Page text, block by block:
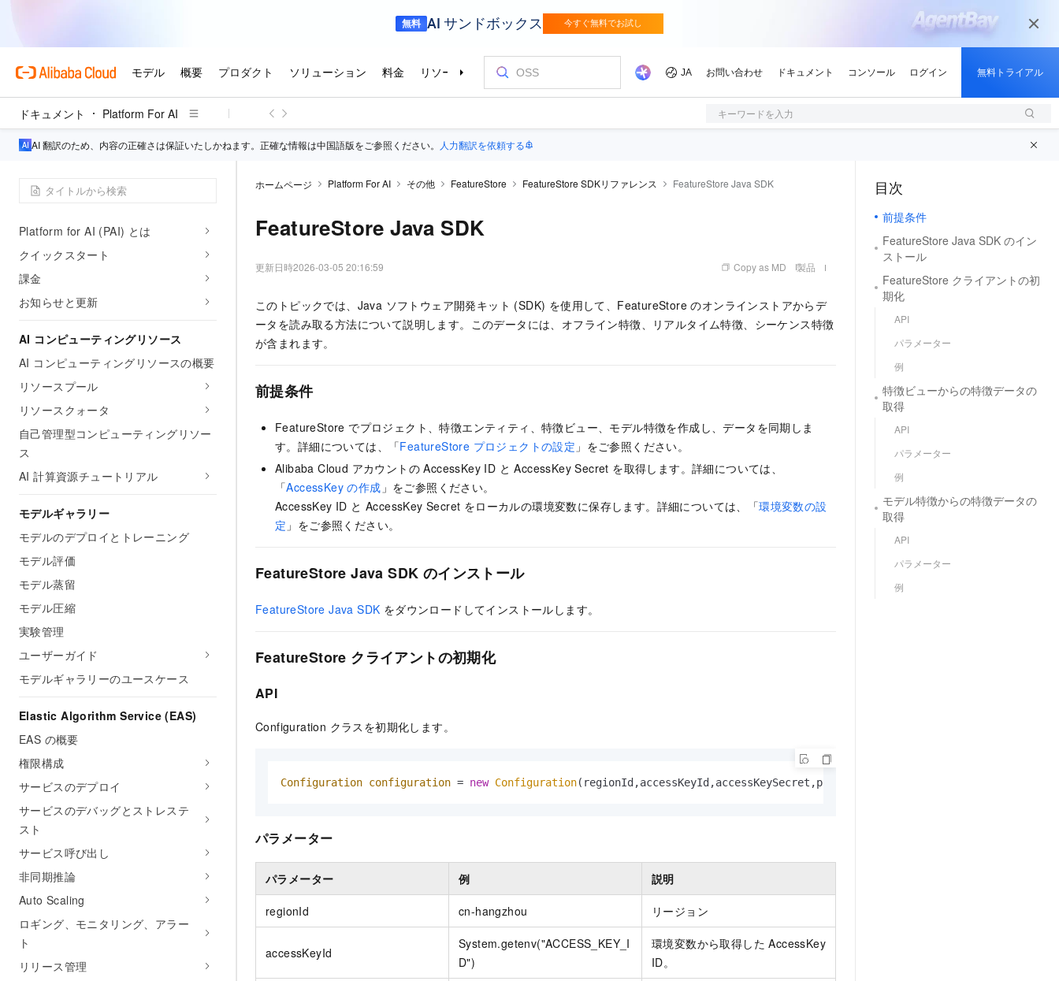
ドキュメント Platform For AI キーワードを入力
AI 翻訳のため、内容の正確さは保証いたしかねます。正確な情報は中国語版をご参照ください。 人力翻訳を依頼する
Platform for AI (PAI) とは
クイックスタート
課金
お知らせと更新
AI コンピューティングリソース
AI コンピューティングリソースの概要
リソースプール
リソースクォータ
自己管理型コンピューティングリソー
ス
AI 計算資源チュートリアル
モデルギャラリー
モデルのデプロイとトレーニング
モデル評価
モデル蒸留
モデル圧縮
実験管理
ユーザーガイド
モデルギャラリーのユースケース
Elastic Algorithm Service (EAS)
EAS の概要
権限構成
サービスのデプロイ
サービスのデバッグとストレステ
スト
サービス呼び出し
非同期推論
Auto Scaling
ロギング、モニタリング、アラー
ト
リリース管理
ホームページ Platform For AI その他 FeatureStore FeatureStore SDKリファレンス FeatureStore Java SDK
FeatureStore Java SDK
更新日時2026-03-05 20:16:59 Copy as MD 製品
このトピックでは、Java ソフトウェア開発キット (SDK) を使用して、FeatureStore のオンラインストアからデ
ータを読み取る方法について説明します。このデータには、オフライン特徴、リアルタイム特徴、シーケンス特徴
が含まれます。
前提条件
FeatureStore でプロジェクト、特徴エンティティ、特徴ビュー、モデル特徴を作成し、データを同期しま
す。詳細については、「FeatureStore プロジェクトの設定 」をご参照ください。
Alibaba Cloud アカウントの AccessKey ID と AccessKey Secret を取得します。詳細については、
「AccessKey の作成 」をご参照ください。
AccessKey ID と AccessKey Secret をローカルの環境変数に保存します。詳細については、「環境変数の設
定 」をご参照ください。
FeatureStore Java SDK のインストール
FeatureStore Java SDK をダウンロードしてインストールします。
FeatureStore クライアントの初期化
API
Configuration クラスを初期化します。
Configuration configuration = new Configuration(regionId,accessKeyId,accessKeySecret,projectName);
パラメーター
パラメーター 例 説明
regionId cn-hangzhou リージョン
accessKeyId
System.getenv("ACCESS_KEY_I
D")
環境変数から取得した AccessKey
ID。
目次
前提条件
FeatureStore Java SDK のイン
ストール
FeatureStore クライアントの初
期化
API
パラメーター
例
特徴ビューからの特徴データの
取得
API
パラメーター
例
モデル特徴からの特徴データの
取得
API
パラメーター
例